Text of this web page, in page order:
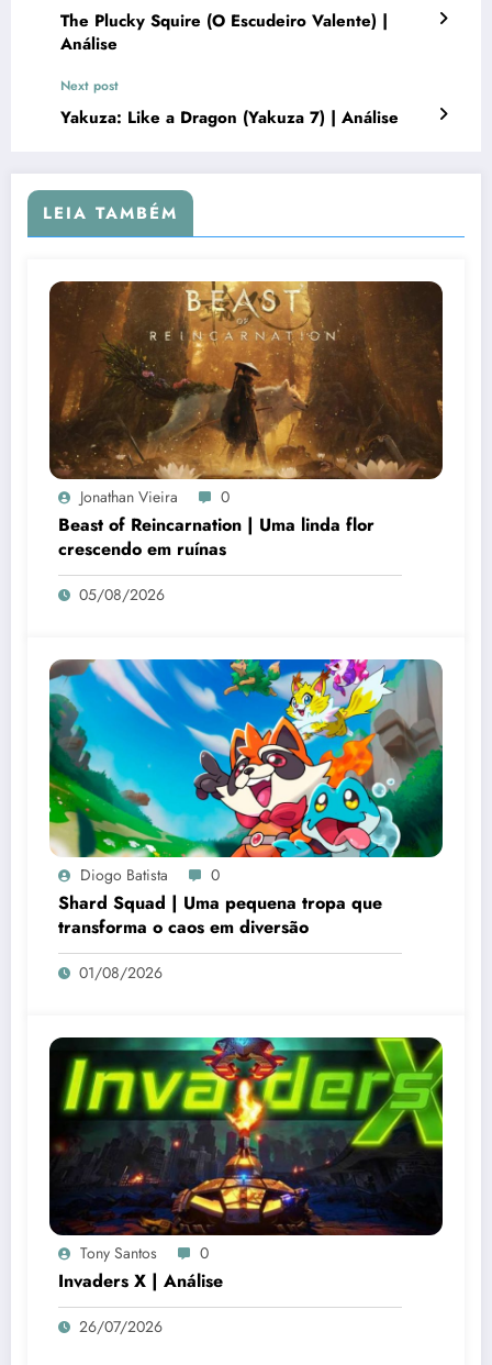
The Plucky Squire (O Escudeiro Valente) |
Análise
Next post
Yakuza: Like a Dragon (Yakuza 7) | Análise
LEIA TAMBÉM
Jonathan Vieira 0
Beast of Reincarnation | Uma linda flor
crescendo em ruínas
05/08/2026
Diogo Batista 0
Shard Squad | Uma pequena tropa que
transforma o caos em diversão
01/08/2026
Tony Santos 0
Invaders X | Análise
26/07/2026